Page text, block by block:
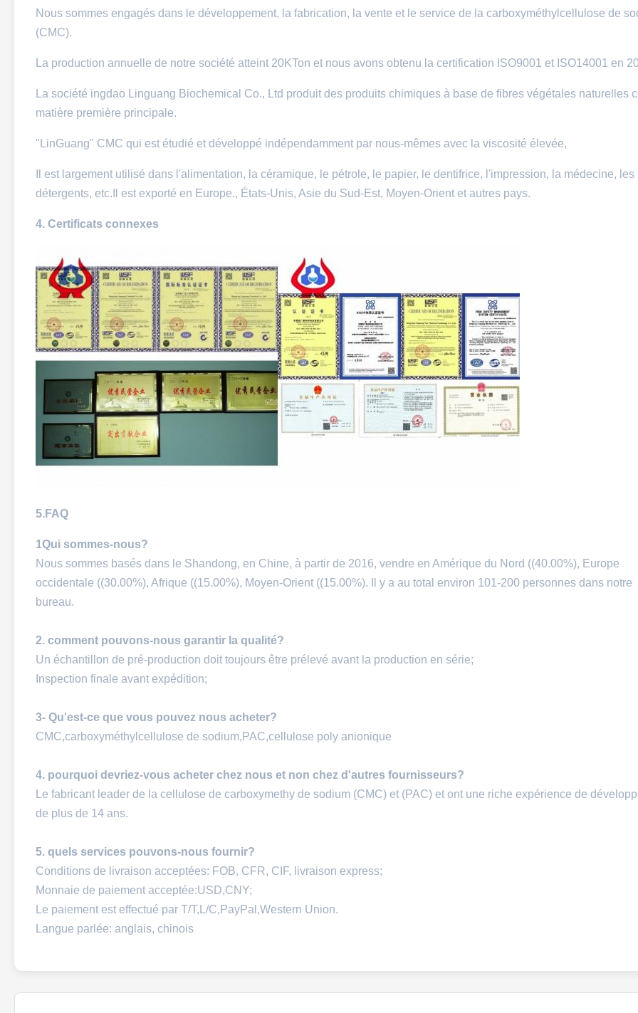
Nous sommes engagés dans le développement, la fabrication, la vente et le service de la carboxyméthylcellulose de
(CMC).
La production annuelle de notre société atteint 20KTon et nous avons obtenu la certification ISO9001 et ISO14001 en
La société ingdao Linguang Biochemical Co., Ltd produit des produits chimiques à base de fibres végétales naturelles
matière première principale.
"LinGuang" CMC qui est étudié et développé indépendamment par nous-mêmes avec la viscosité élevée,
Il est largement utilisé dans l'alimentation, la céramique, le pétrole, le papier, le dentifrice, l'impression, la médecine, les
détergents, etc.Il est exporté en Europe., États-Unis, Asie du Sud-Est, Moyen-Orient et autres pays.
4. Certificats connexes
5.FAQ
1Qui sommes-nous?
Nous sommes basés dans le Shandong, en Chine, à partir de 2016, vendre en Amérique du Nord ((40.00%), Europe
occidentale ((30.00%), Afrique ((15.00%), Moyen-Orient ((15.00%). Il y a au total environ 101-200 personnes dans notre
bureau.
2. comment pouvons-nous garantir la qualité?
Un échantillon de pré-production doit toujours être prélevé avant la production en série;
Inspection finale avant expédition;
3- Qu'est-ce que vous pouvez nous acheter?
CMC,carboxyméthylcellulose de sodium,PAC,cellulose poly anionique
4. pourquoi devriez-vous acheter chez nous et non chez d'autres fournisseurs?
Le fabricant leader de la cellulose de carboxymethy de sodium (CMC) et (PAC) et ont une riche expérience de
de plus de 14 ans.
5. quels services pouvons-nous fournir?
Conditions de livraison acceptées: FOB, CFR, CIF, livraison express;
Monnaie de paiement acceptée:USD,CNY;
Le paiement est effectué par T/T,L/C,PayPal,Western Union.
Langue parlée: anglais, chinois